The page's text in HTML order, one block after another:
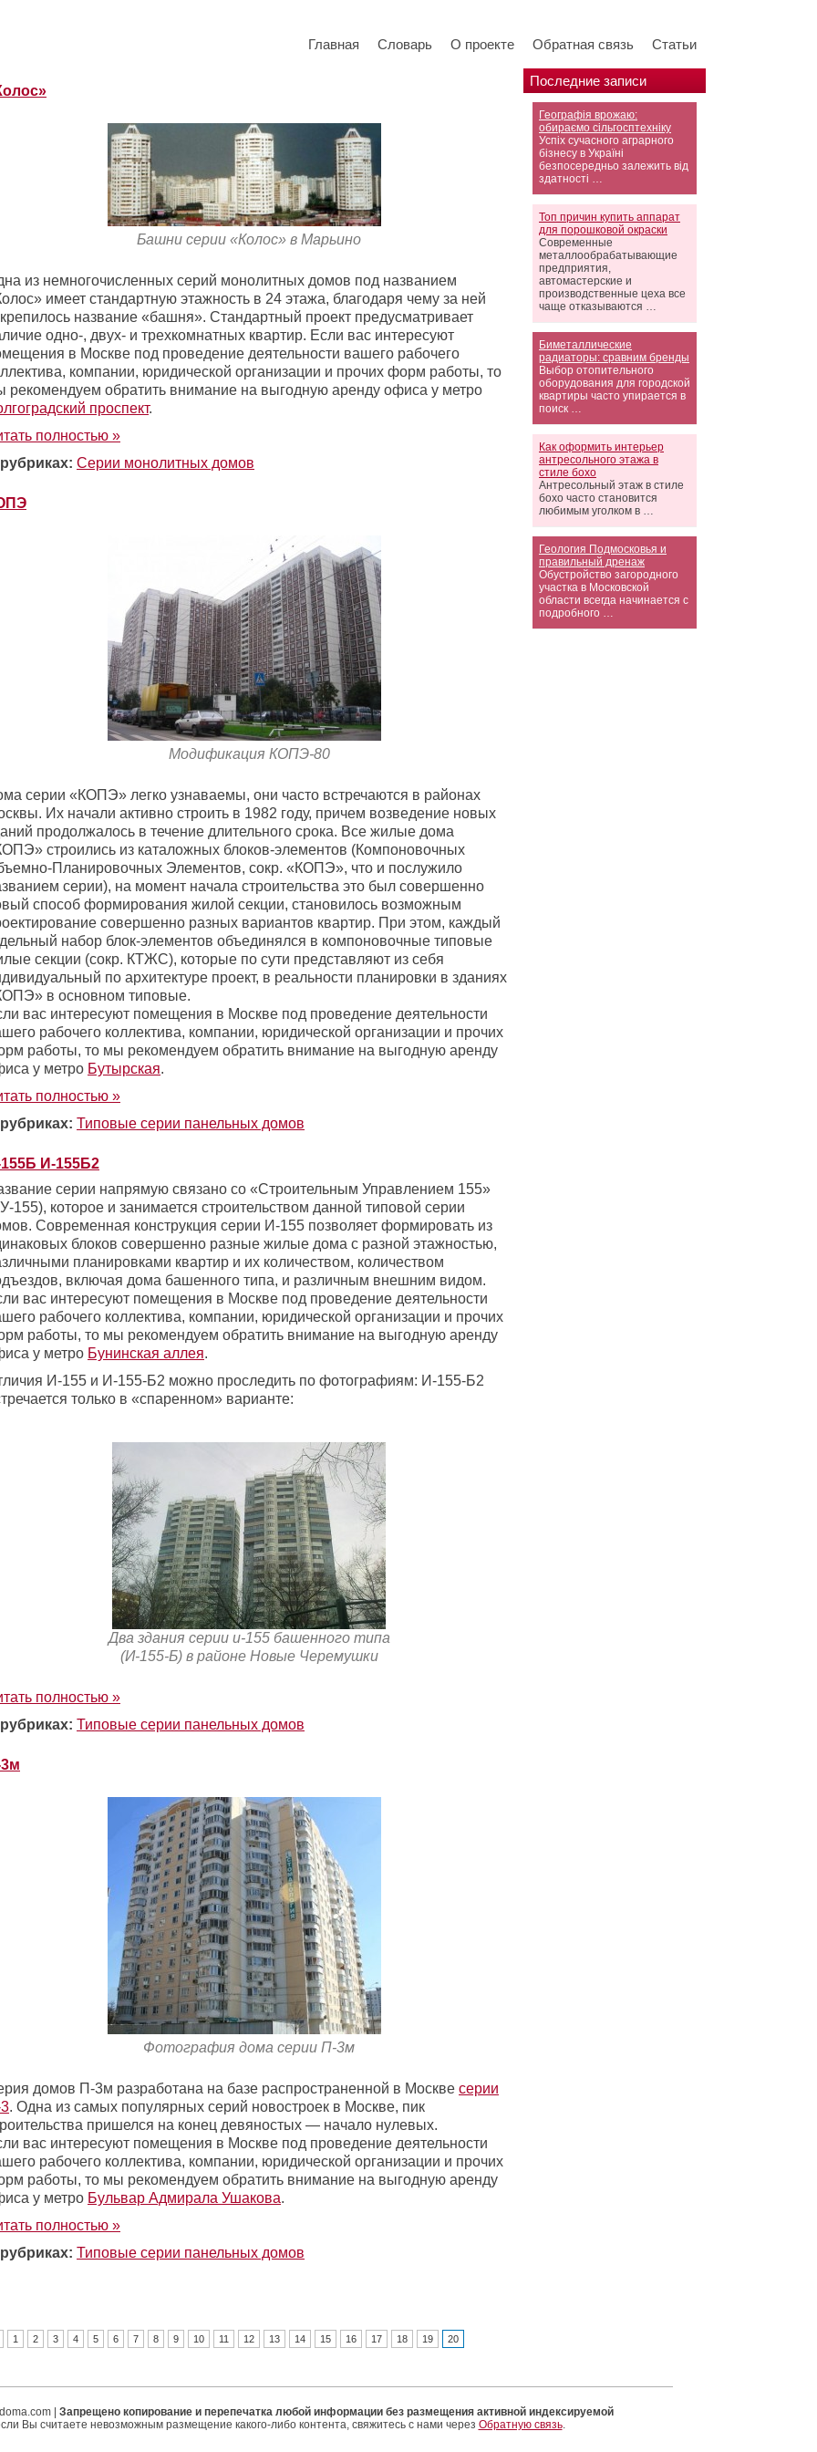
Главная Словарь О проекте Обратная связь Статьи
Последние записи
Географія врожаю:
обираємо сільгосптехніку
Успіх сучасного аграрного
бізнесу в Україні
безпосередньо залежить від
здатності …
Топ причин купить аппарат
для порошковой окраски
Современные
металлообрабатывающие
предприятия,
автомастерские и
производственные цеха все
чаще отказываются …
Биметаллические
радиаторы: сравним бренды
Выбор отопительного
оборудования для городской
квартиры часто упирается в
поиск …
Как оформить интерьер
антресольного этажа в
стиле бохо
Антресольный этаж в стиле
бохо часто становится
любимым уголком в …
Геология Подмосковья и
правильный дренаж
Обустройство загородного
участка в Московской
области всегда начинается с
подробного …
Башни серии «Колос» в Марьино
из немногочисленных серий монолитных домов под названием
имеет стандартную этажность в 24 этажа, благодаря чему за ней
название «башня». Стандартный проект предусматривает
одно-, двух- и трехкомнатных квартир. Если вас интересуют
в Москве под проведение деятельности вашего рабочего
компании, юридической организации и прочих форм работы, то
рекомендуем обратить внимание на выгодную аренду офиса у метро
проспект.
полностью »
Серии монолитных домов
Модификация КОПЭ-80
серии «КОПЭ» легко узнаваемы, они часто встречаются в районах
Их начали активно строить в 1982 году, причем возведение новых
продолжалось в течение длительного срока. Все жилые дома
строились из каталожных блоков-элементов (Компоновочных
Планировочных Элементов, сокр. «КОПЭ», что и послужило
серии), на момент начала строительства это был совершенно
способ формирования жилой секции, становилось возможным
совершенно разных вариантов квартир. При этом, каждый
набор блок-элементов объединялся в компоновочные типовые
секции (сокр. КТЖС), которые по сути представляют из себя
по архитектуре проект, в реальности планировки в зданиях
в основном типовые.
вас интересуют помещения в Москве под проведение деятельности
рабочего коллектива, компании, юридической организации и прочих
работы, то мы рекомендуем обратить внимание на выгодную аренду
у метро Бутырская.
полностью »
Типовые серии панельных домов
И-155Б2
серии напрямую связано со «Строительным Управлением 155»
155), которое и занимается строительством данной типовой серии
Современная конструкция серии И-155 позволяет формировать из
блоков совершенно разные жилые дома с разной этажностью,
планировками квартир и их количеством, количеством
включая дома башенного типа, и различным внешним видом.
вас интересуют помещения в Москве под проведение деятельности
рабочего коллектива, компании, юридической организации и прочих
работы, то мы рекомендуем обратить внимание на выгодную аренду
у метро Бунинская аллея.
И-155 и И-155-Б2 можно проследить по фотографиям: И-155-Б2
только в «спаренном» варианте:
Два здания серии и-155 башенного типа
(И-155-Б) в районе Новые Черемушки
полностью »
Типовые серии панельных домов
Фотография дома серии П-3м
домов П-3м разработана на базе распространенной в Москве серии
. Одна из самых популярных серий новостроек в Москве, пик
пришелся на конец девяностых — начало нулевых.
вас интересуют помещения в Москве под проведение деятельности
рабочего коллектива, компании, юридической организации и прочих
работы, то мы рекомендуем обратить внимание на выгодную аренду
у метро Бульвар Адмирала Ушакова.
полностью »
Типовые серии панельных домов
1 2 3 4 5 6 7 8 9 10 11 12 13 14 15 16 17 18 19 20
| Запрещено копирование и перепечатка любой информации без размещения активной индексируемой
Вы считаете невозможным размещение какого-либо контента, свяжитесь с нами через Обратную связь.